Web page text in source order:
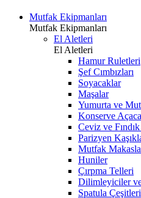
Mutfak Ekipmanları
Mutfak Ekipmanları
El Aletleri
El Aletleri
Hamur Ruletleri
Şef Cımbızları
Soyacaklar
Maşalar
Yumurta ve
Konserve
Ceviz ve
Parizyen
Mutfak
Huniler
Çırpma Telleri
Dilimleyiciler
Spatula Çeşitleri